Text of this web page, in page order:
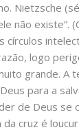
Nietzsche
não existe”.
círculos
logo
grande. A
para a
de Deus se
da cruz é